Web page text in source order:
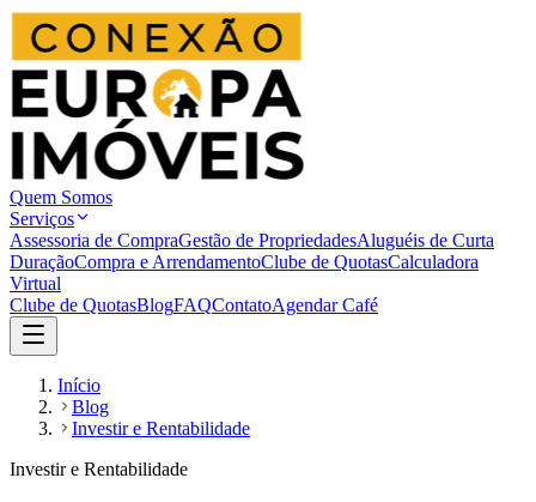
Quem Somos
Serviços
Assessoria de CompraGestão de PropriedadesAluguéis de Curta
DuraçãoCompra e ArrendamentoClube de QuotasCalculadora
Virtual
Clube de QuotasBlogFAQContatoAgendar Café
Início
Blog
Investir e Rentabilidade
Investir e Rentabilidade